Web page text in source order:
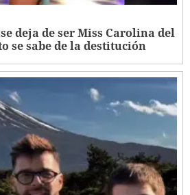
deja de ser Miss Carolina del
se sabe de la destitución